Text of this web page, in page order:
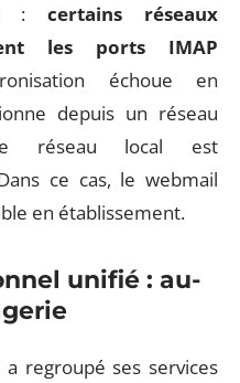
: certains réseaux
les ports IMAP
échoue en
depuis un réseau
réseau local est
ce cas, le webmail
en établissement.
unifié : au-
a regroupé ses services